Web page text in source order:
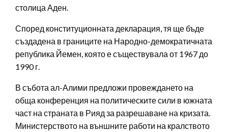
столица Аден.
Според конституционната декларация, тя ще бъде
създадена в границите на Народно-демократичната
република Йемен, която е съществувала от 1967 до
1990 г.
В събота ал-Алими предложи провеждането на
обща конференция на политическите сили в южната
част на страната в Рияд за разрешаване на кризата.
Министерството на външните работи на кралството